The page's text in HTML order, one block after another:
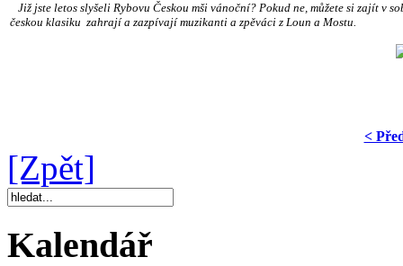
Již jste letos slyšeli Rybovu Českou mši vánoční? Pokud ne, můžete si zajít v
českou klasiku zahrají a zazpívají muzikanti a zpěváci z Loun a Mostu.
<
[Zpět]
Kalendář